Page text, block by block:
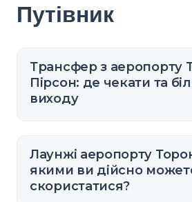
Путівник
Трансфер з аеропорту
Пірсон: де чекати та
виходу
Лаунжі аеропорту
якими ви дійсно
скористатися?